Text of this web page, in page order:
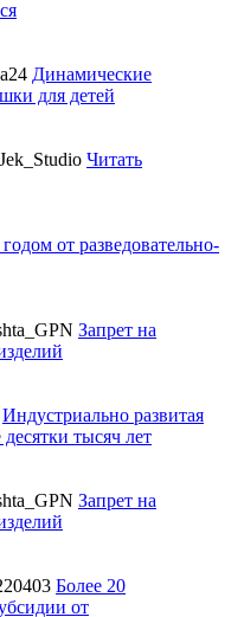
Динамические
для детей
Читать
от разведовательно-
Запрет на
Индустриально развитая
тысяч лет
Запрет на
Более 20
от